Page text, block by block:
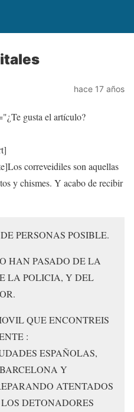
hace 17 años
gusta el artículo?
correveidiles son aquellas
y chismes. Y acabo de recibir
PERSONAS POSIBLE.
HAN PASADO DE LA
LA POLICIA, Y DEL
QUE ENCONTREIS
:
ESPAÑOLAS,
Y
ATENTADOS
DETONADORES